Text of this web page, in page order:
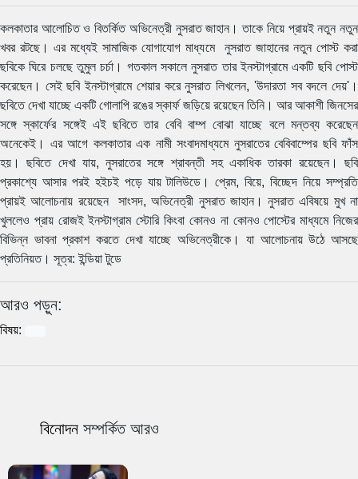
কলকাতার আলোচিত ও বিতর্কিত অভিনেত্রী নুসরাত জাহান। তাকে নিয়ে প্রায়ই নতুন নতুন
খবর রটছে। এর মধ্যেই সামাজিক যোগাযোগ মাধ্যমে নুসরাত জাহানের নতুন পোস্ট করা
ছবিকে ঘিরে চলছে তুমুল চর্চা। গতকাল সকালে নুসরাত তার ইনস্টাগ্রামে একটি ছবি পোস্ট
করেছেন। সেই ছবি ইনস্টাগ্রামে শেয়ার করে নুসরাত লিখলেন, 'উদারতা সব বদলে দেয়'।
ছবিতে দেখা যাচ্ছে একটি গোলাপি রঙের স্কার্ফ জড়িয়ে রয়েছেন তিনি। আর আকাশী জিনসের
সঙ্গে স্কার্ফের সঙ্গেই এই ছবিতে তার বেবি বাম্প বোঝা যাচ্ছে বলে মন্তব্য করেছেন
অনেকেই। এর আগে কলকাতার এক নামী সংবাদমাধ্যমে নুসরাতের বেবিবাম্পের ছবি ফাঁস
হয়। ছবিতে দেখা যায়, নুসরাতের সঙ্গে শ্রাবন্তী সহ একাধিক তারকা রয়েছেন। ছবি
প্রকাশ্যে আসার পরই হইচই পড়ে যায় টালিউডে। প্রেম, বিয়ে, বিচ্ছেদ নিয়ে সম্প্রতি
প্রায়ই আলোচনায় রয়েছেন সাংসদ, অভিনেত্রী নুসরাত জাহান। নুসরাত এবিষয়ে মুখ না
খুললেও প্রায় রোজই ইনস্টাগ্রাম স্টোরি কিংবা কোনও না কোনও পোস্টের মাধ্যমে নিজের
বিভিন্ন ভাবনা প্রকাশ করতে দেখা যাচ্ছে অভিনেত্রীকে। যা আলোচনায় উঠে আসছে
প্রতিনিয়ত। সূত্র: ইন্ডিয়া টুডে
আরও পড়ুন:
বিষয়:
বিনোদন সম্পর্কিত আরও